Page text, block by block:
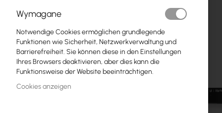
Skip
product
list
Ubiquiti
Mikrotik
WiFi & SOHO
Antennas
Ende
Bildgalerie
springen
Wymagane
Notwendige Cookies ermöglichen grundlegende
Funktionen wie Sicherheit, Netzwerkverwaltung und
Barrierefreiheit. Sie können diese in den Einstellungen
Ihres Browsers deaktivieren, aber dies kann die
Funktionsweise der Website beeinträchtigen.
Cookies anzeigen